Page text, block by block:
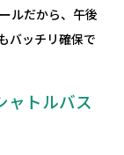
ルだから、午後
バッチリ確保で
トルバス